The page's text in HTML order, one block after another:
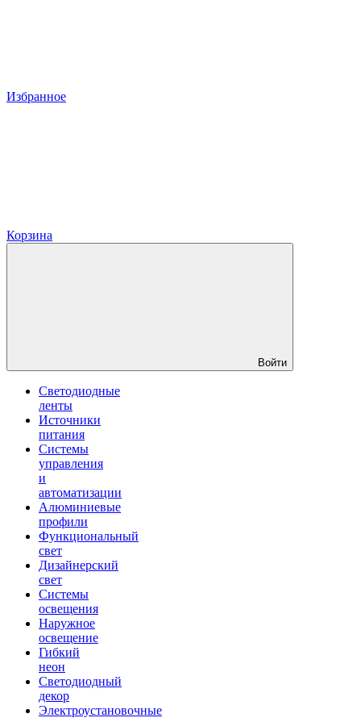
Избранное
Корзина
Войти
Светодиодные
ленты
Источники
питания
Системы
управления
и
автоматизации
Алюминиевые
профили
Функциональный
свет
Дизайнерский
свет
Системы
освещения
Наружное
освещение
Гибкий
неон
Светодиодный
декор
Электроустановочные